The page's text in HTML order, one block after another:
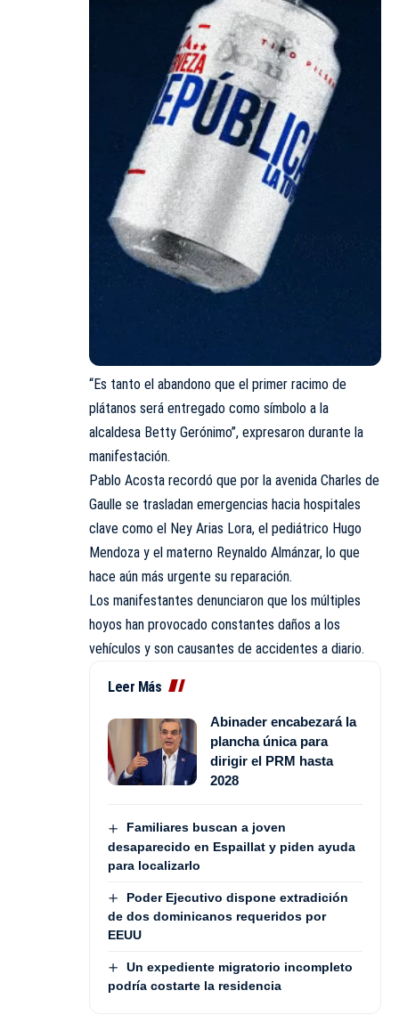
“Es tanto el abandono que el primer racimo de
plátanos será entregado como símbolo a la
alcaldesa Betty Gerónimo”, expresaron durante la
manifestación.
Pablo Acosta recordó que por la avenida Charles de
Gaulle se trasladan emergencias hacia hospitales
clave como el Ney Arias Lora, el pediátrico Hugo
Mendoza y el materno Reynaldo Almánzar, lo que
hace aún más urgente su reparación.
Los manifestantes denunciaron que los múltiples
hoyos han provocado constantes daños a los
vehículos y son causantes de accidentes a diario.
Leer Más
Abinader encabezará la
plancha única para
dirigir el PRM hasta
2028
Familiares buscan a joven
desaparecido en Espaillat y piden ayuda
para localizarlo
Poder Ejecutivo dispone extradición
de dos dominicanos requeridos por
EEUU
Un expediente migratorio incompleto
podría costarte la residencia